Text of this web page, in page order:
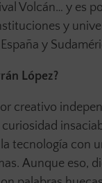
Volcán… y es
y
y
López?
creativo
tecnología con
Aunque eso,